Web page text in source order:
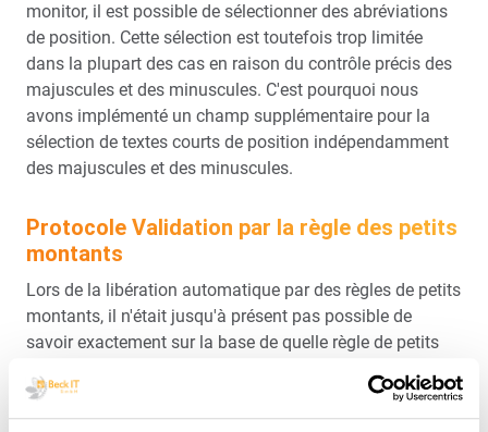
monitor, il est possible de sélectionner des abréviations
de position. Cette sélection est toutefois trop limitée
dans la plupart des cas en raison du contrôle précis des
majuscules et des minuscules. C'est pourquoi nous
avons implémenté un champ supplémentaire pour la
sélection de textes courts de position indépendamment
des majuscules et des minuscules.
Protocole Validation par la règle des petits
montants
Lors de la libération automatique par des règles de petits
montants, il n'était jusqu'à présent pas possible de
savoir exactement sur la base de quelle règle de petits
protocole de processus ni dans l'historique des
libérations. En cas d'utilisation de plusieurs règles pour